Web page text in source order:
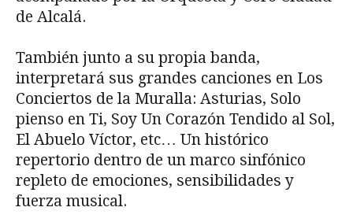
de Alcalá.
También junto a su propia banda,
interpretará sus grandes canciones en Los
Conciertos de la Muralla: Asturias, Solo
pienso en Ti, Soy Un Corazón Tendido al Sol,
El Abuelo Víctor, etc… Un histórico
repertorio dentro de un marco sinfónico
repleto de emociones, sensibilidades y
fuerza musical.